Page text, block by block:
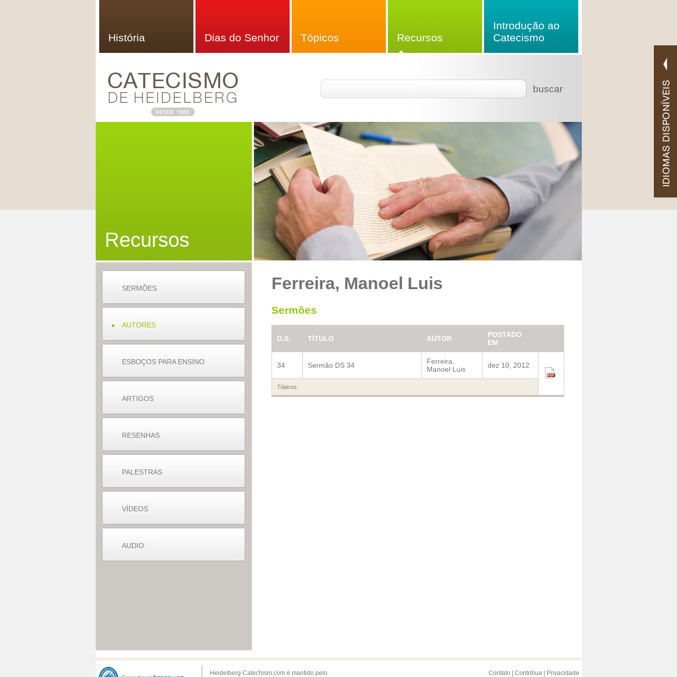
História Dias do Senhor Tópicos Recursos
Introdução ao
Catecismo
buscar
Recursos
Ferreira, Manoel Luis
Sermões
D.S. TÍTULO AUTOR
POSTADO
EM
34 Sermão DS 34
Ferreira,
Manoel Luis
dez 10, 2012
Tópicos:
SERMÕES
AUTORES
ESBOÇOS PARA ENSINO
ARTIGOS
RESENHAS
PALESTRAS
VÍDEOS
AUDIO
Heidelberg-Catechism.com é mantido pelo
Contato Contribua| Privacidade